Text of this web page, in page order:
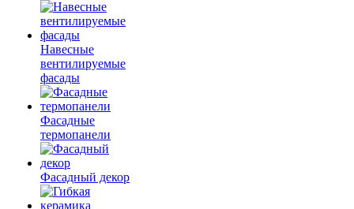
Навесные
вентилируемые
фасады
Фасадные
термопанели
Фасадный декор